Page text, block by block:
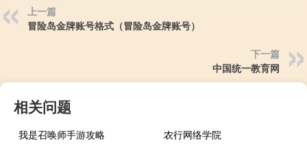
上一篇
冒险岛金牌账号格式（冒险岛金牌账号）
下一篇
中国统一教育网
相关问题
我是召唤师手游攻略
农行网络学院